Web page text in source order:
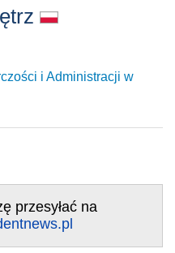
i Administracji w
przesyłać na